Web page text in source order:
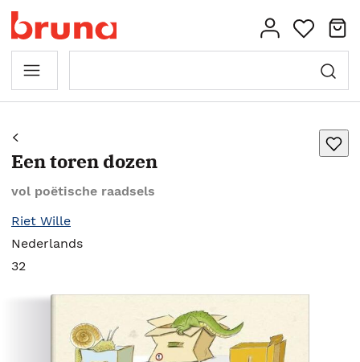
Een toren dozen
vol poëtische raadsels
Riet Wille
Nederlands
32